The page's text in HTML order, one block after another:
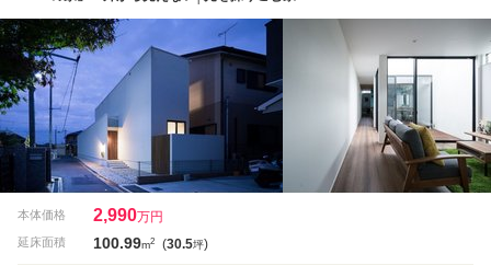
本体価格 2,990万円
延床面積 100.99m2 (30.5坪)